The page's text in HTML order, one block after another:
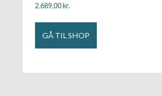
2.689,00kr.
GÅ TIL SHOP